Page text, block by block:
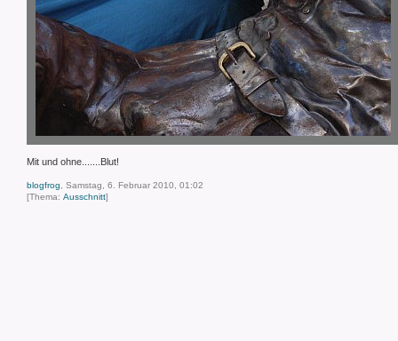
Mit und ohne.......Blut!
blogfrog , Samstag, 6. Februar 2010, 01:02
[Thema: Ausschnitt]